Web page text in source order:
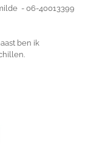
- 06-40013399
ben ik